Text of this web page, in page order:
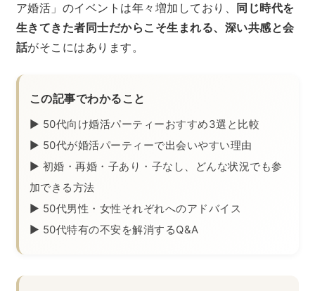
ア婚活」のイベントは年々増加しており、
同じ時代を
生きてきた者同士だからこそ生まれる、深い共感と会
話がそこにはあります。
この記事でわかること
▶ 50代向け婚活パーティーおすすめ3選と比較
▶ 50代が婚活パーティーで出会いやすい理由
▶ 初婚・再婚・子あり・子なし、どんな状況でも参
加できる方法
▶ 50代男性・女性それぞれへのアドバイス
▶ 50代特有の不安を解消するQ&A